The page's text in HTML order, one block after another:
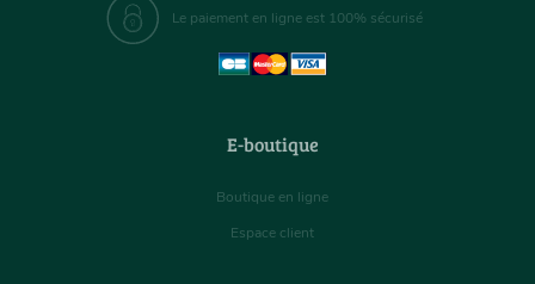
Le paiement en ligne est 100% sécurisé
E-boutique
Boutique en ligne
Espace client